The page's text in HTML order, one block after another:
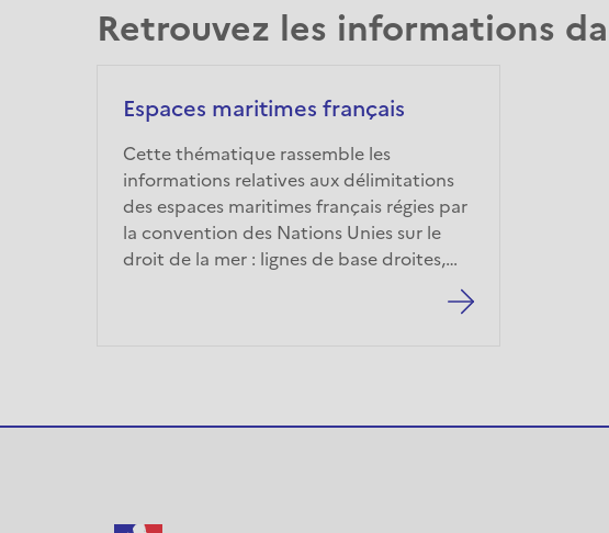
Retrouvez les informations
Espaces maritimes français
Cette thématique rassemble les
informations relatives aux délimitations
des espaces maritimes français régies par
la convention des Nations Unies sur le
droit de la mer : lignes de base droites,…